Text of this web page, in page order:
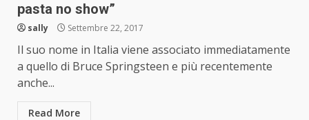
pasta no show”
sally Settembre 22, 2017
Il suo nome in Italia viene associato immediatamente
a quello di Bruce Springsteen e più recentemente
anche...
Read More